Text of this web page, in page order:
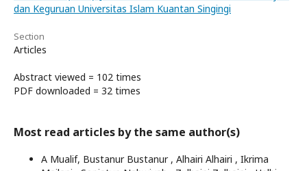
dan Keguruan Universitas Islam Kuantan Singingi
Section
Articles
Abstract viewed = 102 times
PDF downloaded = 32 times
Most read articles by the same author(s)
A Mualif, Bustanur Bustanur , Alhairi Alhairi , Ikrima